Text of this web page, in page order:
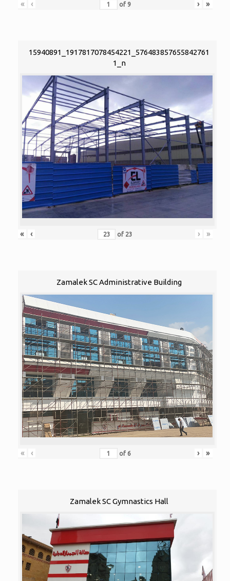
« ‹ of 9 › »
15940891_1917817078454221_576483857655842761
1_n
« ‹ of 23 › »
Zamalek SC Administrative Building
« ‹ of 6 › »
Zamalek SC Gymnastics Hall